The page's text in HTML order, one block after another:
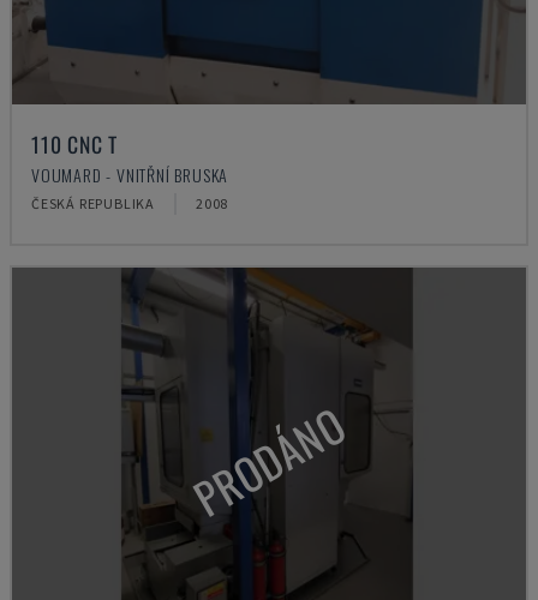
110 CNC T
VOUMARD - VNITŘNÍ BRUSKA
ČESKÁ REPUBLIKA 2008
PRODÁNO